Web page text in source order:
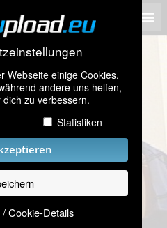
Webseite einige Cookies.
andere uns helfen,
zu verbessern.
Statistiken
Cookie-Details